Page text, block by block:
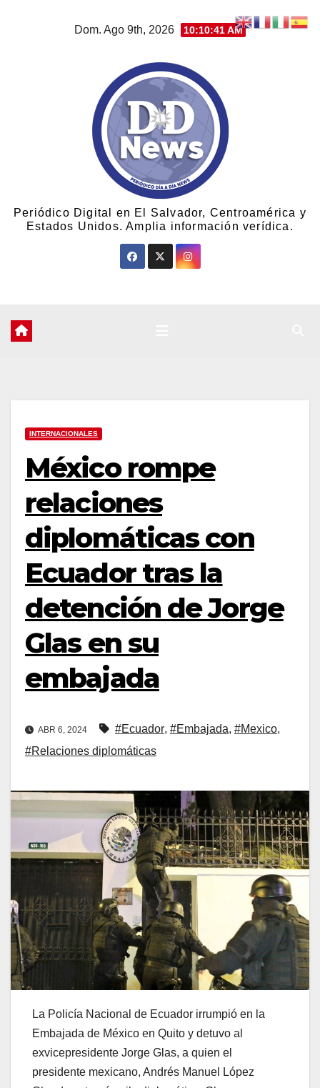
Dom. Ago 9th, 2026 10:10:42 AM
Periódico Digital en El Salvador, Centroamérica y
Estados Unidos. Amplia información verídica.
INTERNACIONALES
México rompe
relaciones
diplomáticas con
Ecuador tras la
detención de Jorge
Glas en su
embajada
ABR 6, 2024 #Ecuador, #Embajada, #Mexico,
#Relaciones diplomáticas
La Policía Nacional de Ecuador irrumpió en la
Embajada de México en Quito y detuvo al
exvicepresidente Jorge Glas, a quien el
presidente mexicano, Andrés Manuel López